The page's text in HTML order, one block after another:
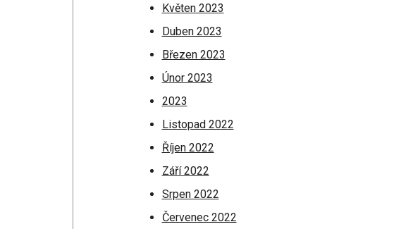
Květen 2023
Duben 2023
Březen 2023
Únor 2023
2023
Listopad 2022
Říjen 2022
Září 2022
Srpen 2022
Červenec 2022